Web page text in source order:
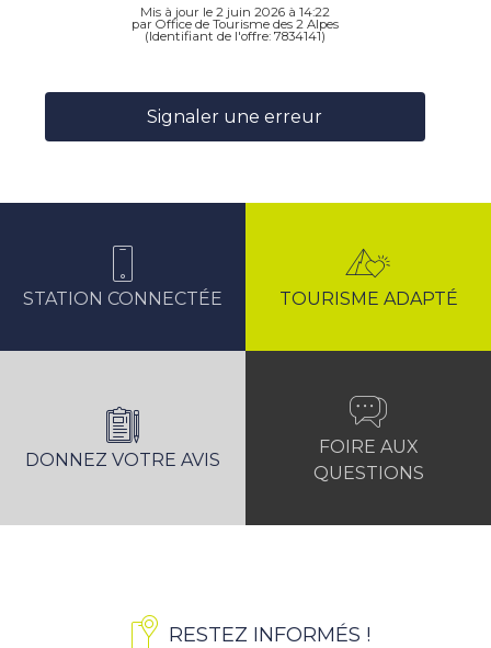
Mis à jour le 2 juin 2026 à 14:22
par Office de Tourisme des 2 Alpes
(Identifiant de l'offre: 7834141)
Signaler une erreur
STATION CONNECTÉE TOURISME ADAPTÉ
DONNEZ VOTRE AVIS
FOIRE AUX
QUESTIONS
RESTEZ INFORMÉS !